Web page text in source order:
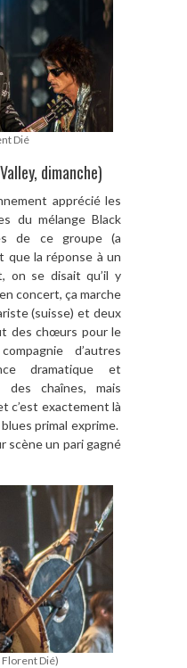
Dié
dimanche)
apprécié les
du mélange Black
de ce groupe (a
que la réponse à un
on se disait qu’il y
concert, ça marche
(suisse) et deux
des chœurs pour le
d’autres
dramatique et
des chaînes, mais
c’est exactement là
primal exprime.
scène un pari gagné
Florent Dié)